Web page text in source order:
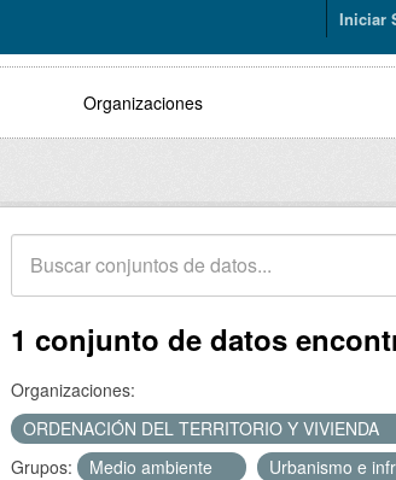
Iniciar
Organizaciones
1 conjunto de datos
Organizaciones:
ORDENACIÓN DEL TERRITORIO Y VIVIENDA
Grupos:
Medio ambiente Urbanismo e